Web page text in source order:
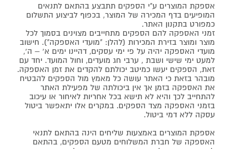
אספקת המוצרים ע"י הספקים תתבצע בהתאם לתנאים
המופיעים בדף המכירה של המוצר, בכפוף לביצוע התשלום
כמפורט בתקנון האתר.
זמני האספקה להם הספקים מתחייבים מצוינים בסמוך לכל
מוצר ומוצר בזירת המכירות (להלן: "מועדי האספקה"). חישוב
מועדי האספקה יהיה על פי ימי עסקים, דהיינו ימים א' – ה',
למעט ימי שישי ושבת , ערבי חג מועדים, וחול המועד. יחד עם
זאת, הספקים יעשו כמיטב יכולתם להקדים את זמן האספקה.
מובהר בזאת כי האתר עושה כל מאמץ מול הספקים להבטיח
את האספקה בזמן אך אין ביכולתה של מפעילת האתר
להתחייב לכך והיא לא תישא בכל אחריות לאיחור או עיכוב
בזמני האספקה מצד הספקים. במקרים אלו יתאפשר ביטול
עסקה ללא דמי ביטול.
אספקת המוצרים באמצעות שליחים הינה בהתאם לתנאי
האספקה של חברת המשלוחים מטעם הספקים, בהתאם